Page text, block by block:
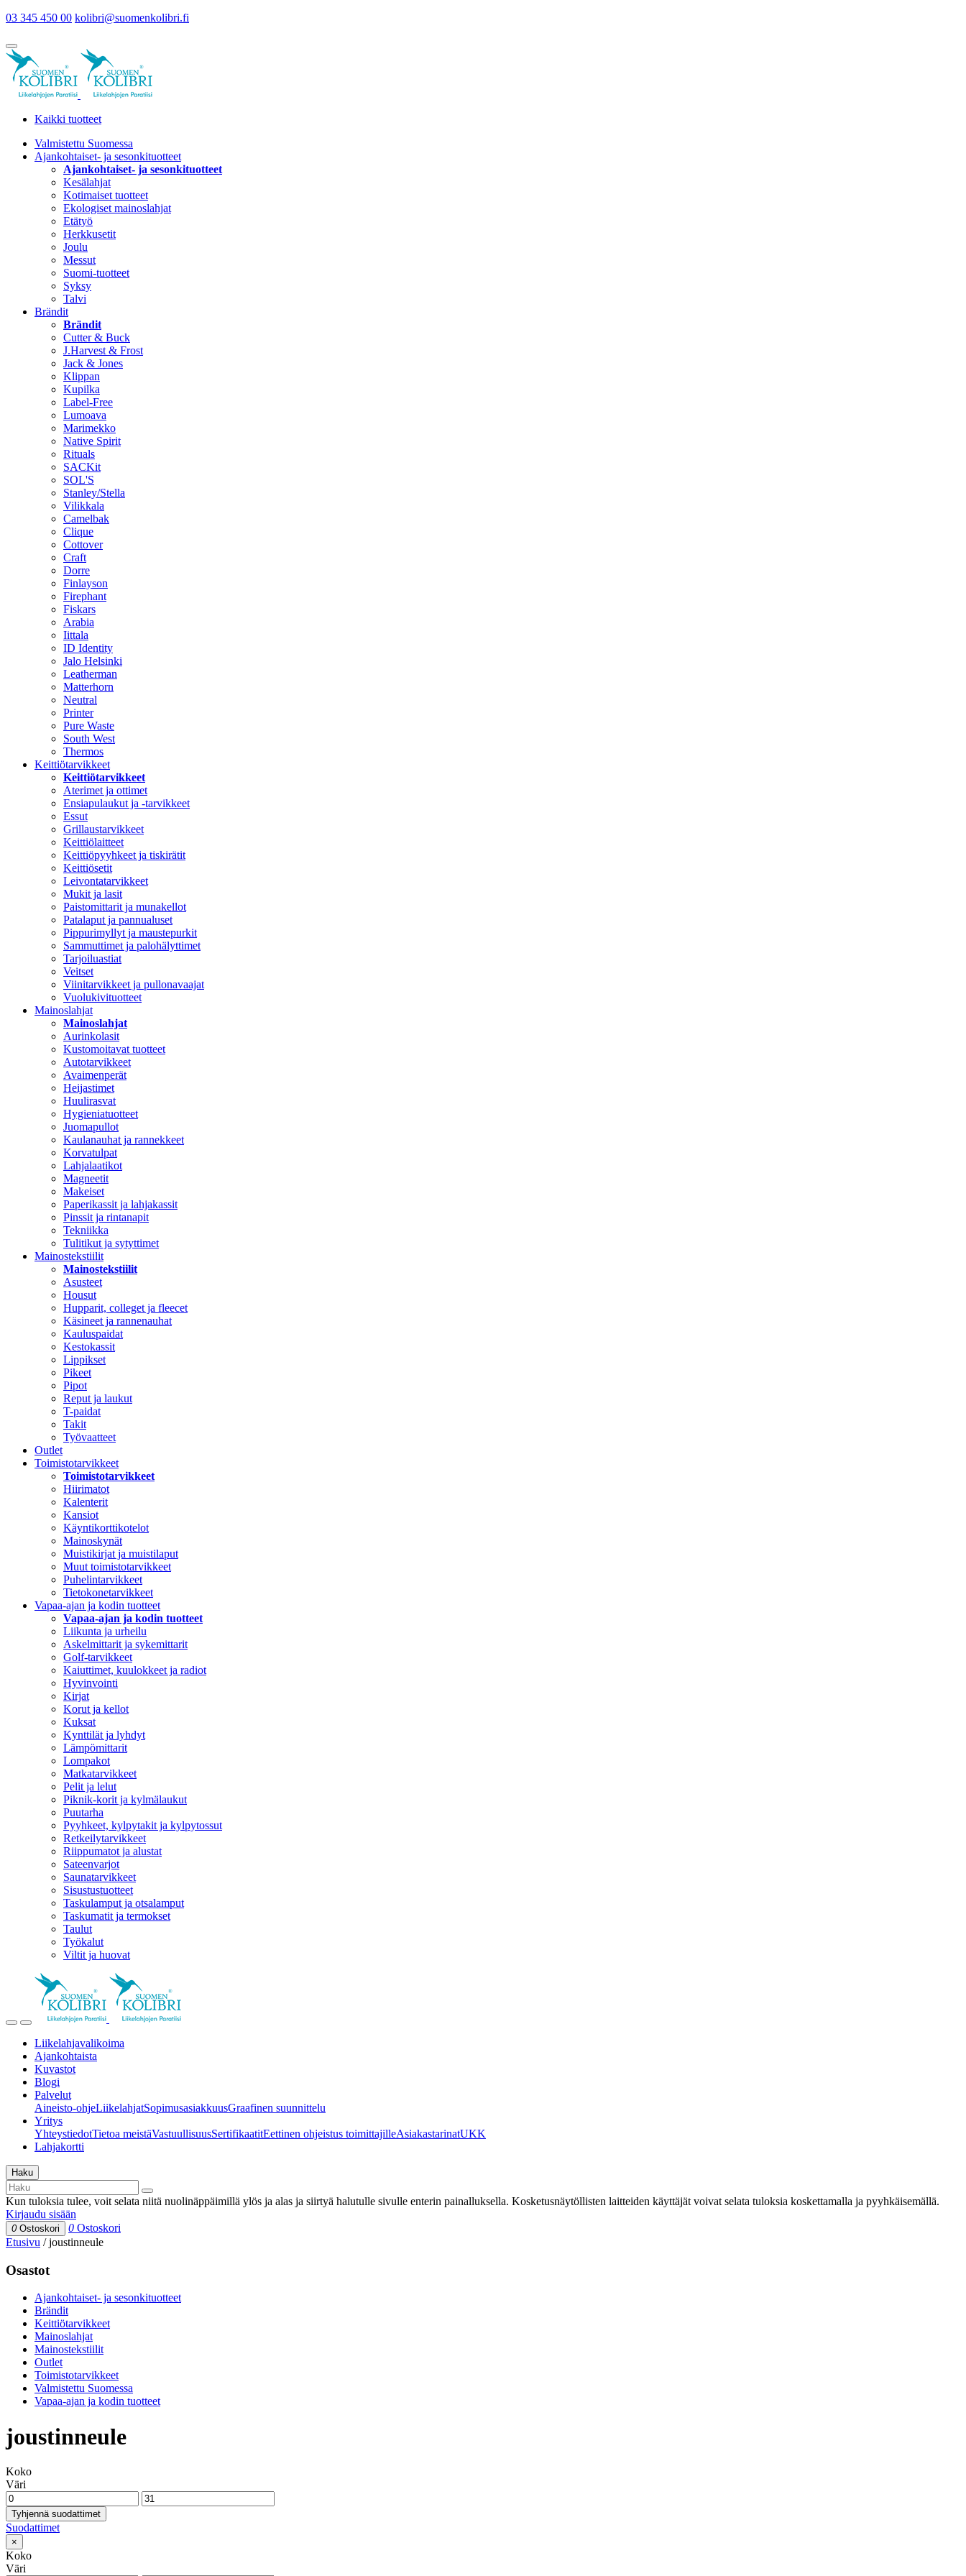
03 345 450 00 kolibri@suomenkolibri.fi
Kaikki tuotteet
Valmistettu Suomessa
Ajankohtaiset- ja sesonkituotteet
Ajankohtaiset- ja sesonkituotteet
Kesälahjat
Kotimaiset tuotteet
Ekologiset mainoslahjat
Etätyö
Herkkusetit
Joulu
Messut
Suomi-tuotteet
Syksy
Talvi
Brändit
Brändit
Cutter & Buck
J.Harvest & Frost
Jack & Jones
Klippan
Kupilka
Label-Free
Lumoava
Marimekko
Native Spirit
Rituals
SACKit
SOL'S
Stanley/Stella
Vilikkala
Camelbak
Clique
Cottover
Craft
Dorre
Finlayson
Firephant
Fiskars
Arabia
Iittala
ID Identity
Jalo Helsinki
Leatherman
Matterhorn
Neutral
Printer
Pure Waste
South West
Thermos
Keittiötarvikkeet
Keittiötarvikkeet
Aterimet ja ottimet
Ensiapulaukut ja -tarvikkeet
Essut
Grillaustarvikkeet
Keittiölaitteet
Keittiöpyyhkeet ja tiskirätit
Keittiösetit
Leivontatarvikkeet
Mukit ja lasit
Paistomittarit ja munakellot
Patalaput ja pannualuset
Pippurimyllyt ja maustepurkit
Sammuttimet ja palohälyttimet
Tarjoiluastiat
Veitset
Viinitarvikkeet ja pullonavaajat
Vuolukivituotteet
Mainoslahjat
Mainoslahjat
Aurinkolasit
Kustomoitavat tuotteet
Autotarvikkeet
Avaimenperät
Heijastimet
Huulirasvat
Hygieniatuotteet
Juomapullot
Kaulanauhat ja rannekkeet
Korvatulpat
Lahjalaatikot
Magneetit
Makeiset
Paperikassit ja lahjakassit
Pinssit ja rintanapit
Tekniikka
Tulitikut ja sytyttimet
Mainostekstiilit
Mainostekstiilit
Asusteet
Housut
Hupparit, colleget ja fleecet
Käsineet ja rannenauhat
Kauluspaidat
Kestokassit
Lippikset
Pikeet
Pipot
Reput ja laukut
T-paidat
Takit
Työvaatteet
Outlet
Toimistotarvikkeet
Toimistotarvikkeet
Hiirimatot
Kalenterit
Kansiot
Käyntikorttikotelot
Mainoskynät
Muistikirjat ja muistilaput
Muut toimistotarvikkeet
Puhelintarvikkeet
Tietokonetarvikkeet
Vapaa-ajan ja kodin tuotteet
Vapaa-ajan ja kodin tuotteet
Liikunta ja urheilu
Askelmittarit ja sykemittarit
Golf-tarvikkeet
Kaiuttimet, kuulokkeet ja radiot
Hyvinvointi
Kirjat
Korut ja kellot
Kuksat
Kynttilät ja lyhdyt
Lämpömittarit
Lompakot
Matkatarvikkeet
Pelit ja lelut
Piknik-korit ja kylmälaukut
Puutarha
Pyyhkeet, kylpytakit ja kylpytossut
Retkeilytarvikkeet
Riippumatot ja alustat
Sateenvarjot
Saunatarvikkeet
Sisustustuotteet
Taskulamput ja otsalamput
Taskumatit ja termokset
Taulut
Työkalut
Viltit ja huovat
Liikelahjavalikoima
Ajankohtaista
Kuvastot
Blogi
Palvelut
Aineisto-ohjeLiikelahjatSopimusasiakkuusGraafinen suunnittelu
Yritys
YhteystiedotTietoa meistäVastuullisuusSertifikaatitEettinen ohjeistus toimittajilleAsiakastarinatUKK
Lahjakortti
Haku
Kun tuloksia tulee, voit selata niitä nuolinäppäimillä ylös ja alas ja siirtyä halutulle sivulle enterin painalluksella. Kosketusnäytöllisten laitteiden käyttäjät voivat selata tuloksia koskettamalla ja pyyhkäisemällä.
Kirjaudu sisään
0 Ostoskori 0 Ostoskori
Etusivu /joustinneule
Osastot
Ajankohtaiset- ja sesonkituotteet
Brändit
Keittiötarvikkeet
Mainoslahjat
Mainostekstiilit
Outlet
Toimistotarvikkeet
Valmistettu Suomessa
Vapaa-ajan ja kodin tuotteet
joustinneule
Koko
Väri
Tyhjennä suodattimet
Suodattimet
×
Koko
Väri